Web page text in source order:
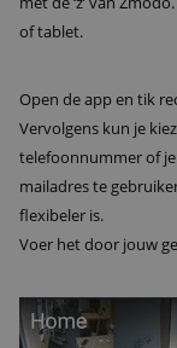
of tablet.
Open de app en tik
Vervolgens kun je
telefoonnummer of je
mailadres te
flexibeler is.
Voer het door jouw